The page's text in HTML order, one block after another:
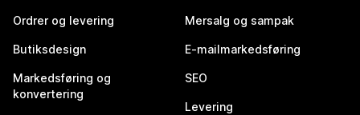
Ordrer og levering
Butiksdesign
Markedsføring og
konvertering
Mersalg og sampak
E-mailmarkedsføring
SEO
Levering